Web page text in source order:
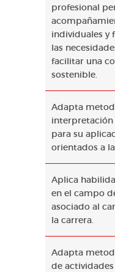
profesional
individuales y
las
facilitar una
sostenible.
Adapta
interpretación
para su
orientados a
Aplica
en el campo
asociado al
la carrera.
Adapta
de